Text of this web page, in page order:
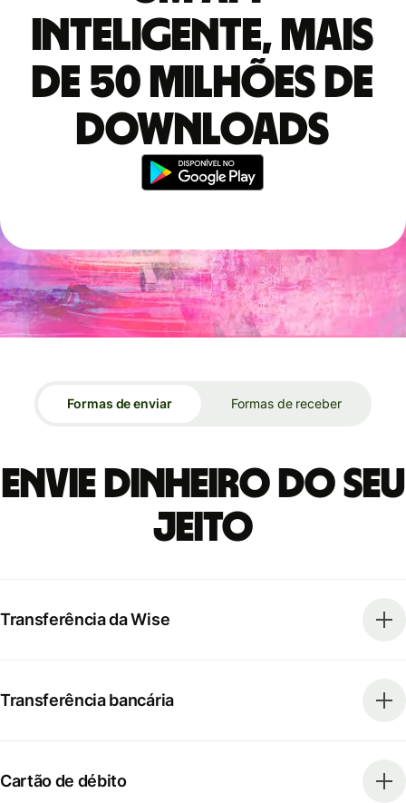
inteligente, mais
de 50 milhões de
downloads
Formas de enviar Formas de receber
Envie dinheiro do seu
jeito
Transferência da Wise
Transferência bancária
Cartão de débito